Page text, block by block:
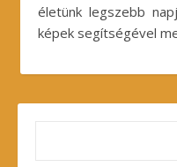
életünk legszebb
képek segítségével